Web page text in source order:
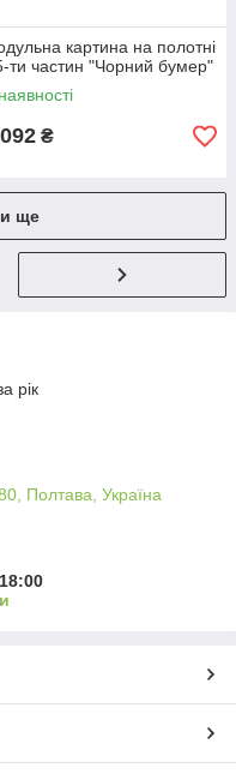
картина на полотні
ти частин "Чорний бумер"
₴
ще
рік
Полтава, Україна